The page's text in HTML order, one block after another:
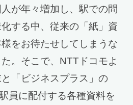
が年々増加し、駅での問
する中、従来の「紙」資
をお待たせしてしまうな
。そこで、NTTドコモよ
「ビジネスプラス」の
員に配付する各種資料を